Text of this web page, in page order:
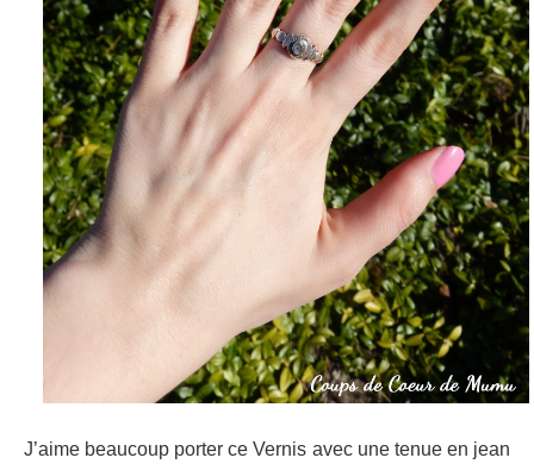
J’aime beaucoup porter ce Vernis avec une tenue en jean